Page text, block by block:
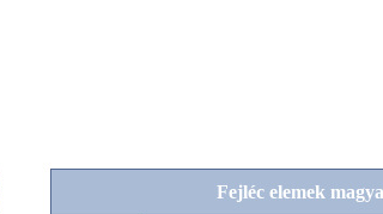
Fejléc elemek